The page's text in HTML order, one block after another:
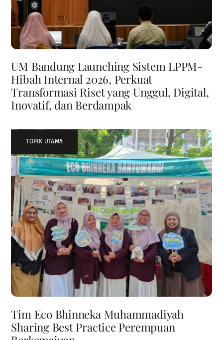
UM Bandung Launching Sistem LPPM-
Hibah Internal 2026, Perkuat
Transformasi Riset yang Unggul, Digital,
Inovatif, dan Berdampak
TOPIK UTAMA
Tim Eco Bhinneka Muhammadiyah
Sharing Best Practice Perempuan